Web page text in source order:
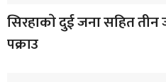
सिरहाकाे दुई जना सहित
पक्राउ